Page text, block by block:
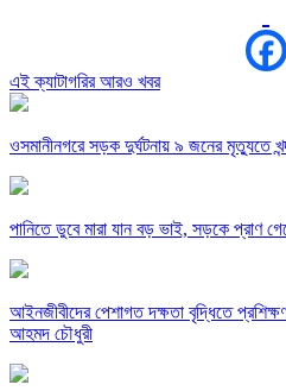
এই ক্যাটাগরির আরও খবর
ওসমানীনগরে সড়ক দুর্ঘটনায় ৯ জনের মৃত্যুতে
পানিতে ডুবে মারা যান বড় ভাই, সড়কে প্রাণ
আইনজীবীদের পেশাগত দক্ষতা বৃদ্ধিতে
আহমদ চৌধুরী